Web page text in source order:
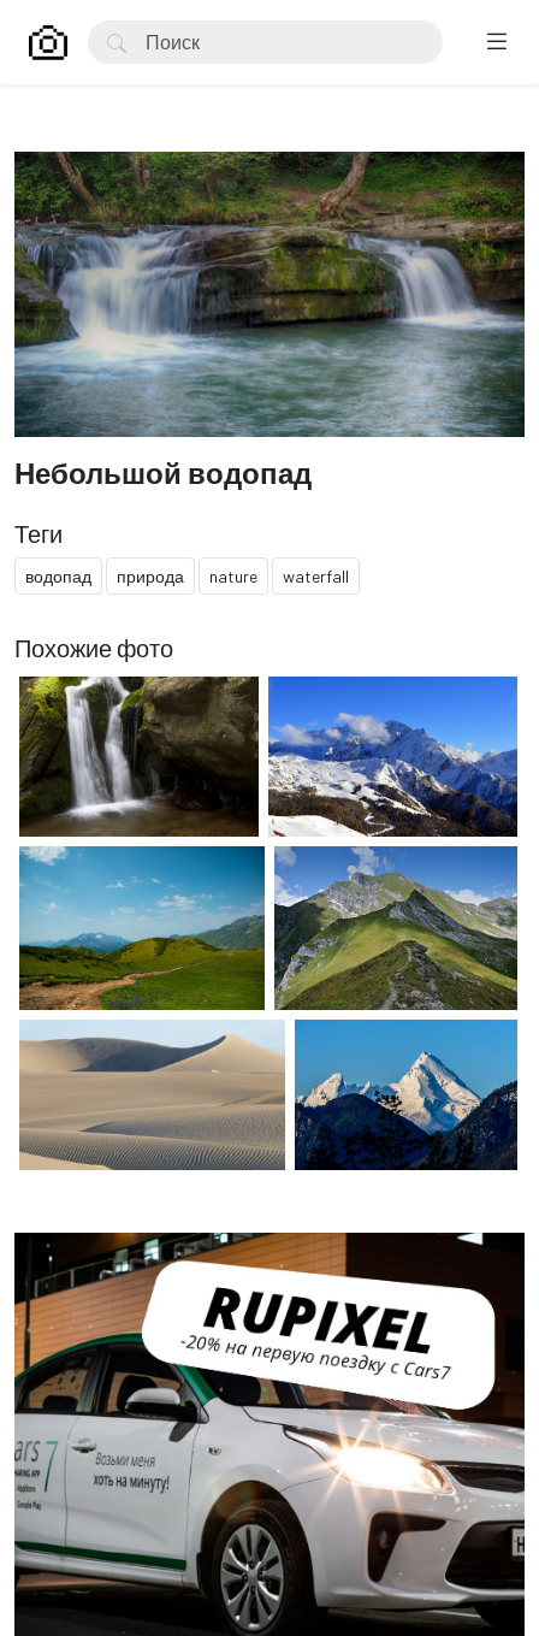
Небольшой водопад
Теги
водопад природа nature waterfall
Похожие фото